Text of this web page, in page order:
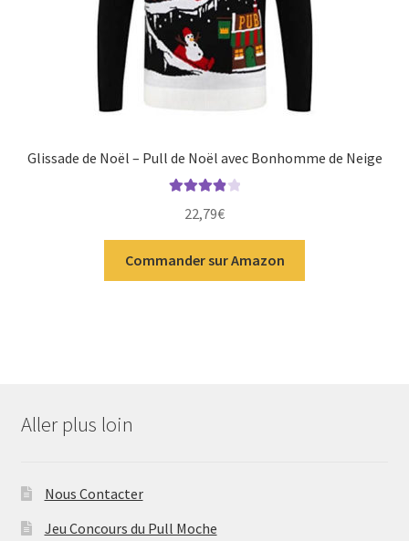
Glissade de Noël – Pull de Noël avec Bonhomme de Neige
sur 5
22,79€
Commander sur Amazon
Aller plus loin
Nous Contacter
Jeu Concours du Pull Moche